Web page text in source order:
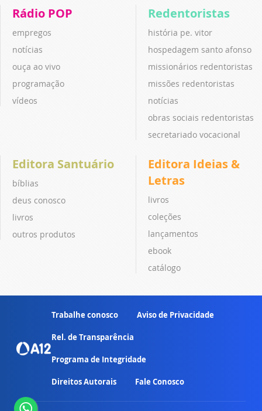
Rádio POP
empregos
notícias
ouça ao vivo
programação
vídeos
Redentoristas
história pe. vitor
hospedagem santo afonso
missionários redentoristas
missões redentoristas
notícias
obras sociais redentoristas
secretariado vocacional
Editora Santuário
bíblias
deus conosco
livros
outros produtos
Editora Ideias &
Letras
livros
coleções
lançamentos
ebook
catálogo
Trabalhe conosco Aviso de Privacidade
Rel. de Transparência
Programa de Integridade
Direitos Autorais Fale Conosco